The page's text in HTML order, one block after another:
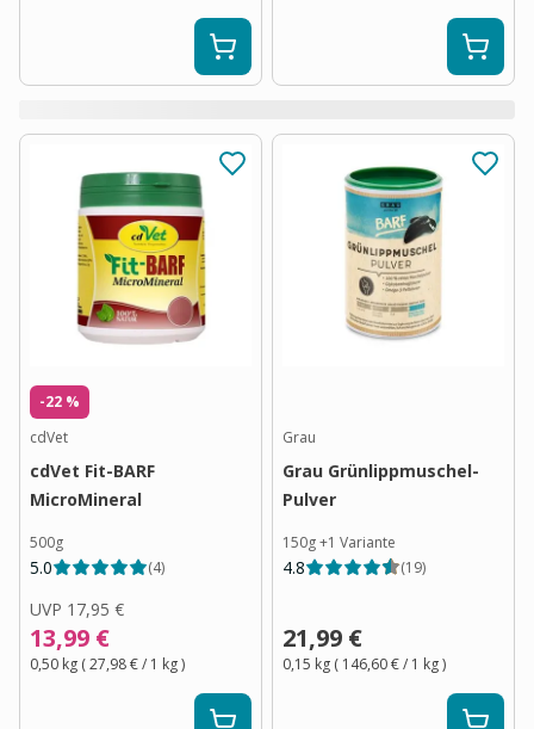
-22 %
cdVet
cdVet Fit-BARF
MicroMineral
500g
5.0 (4)
UVP 17,95 €
13,99 €
0,50 kg (27,98 €/ 1 kg)
Grau
Grau Grünlippmuschel-
Pulver
150g+1 Variante
4.8 (19)
21,99 €
0,15 kg ( 146,60 €/ 1 kg)